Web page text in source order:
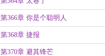
第366章 你是个聪明人
第368章 捷报
第370章 避其锋芒